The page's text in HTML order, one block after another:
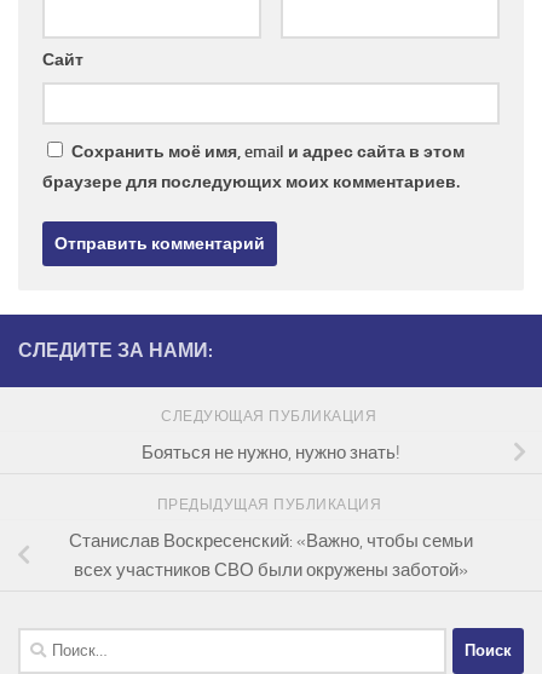
Сайт
Сохранить моё имя, email и адрес сайта в этом
браузере для последующих моих комментариев.
СЛЕДИТЕ ЗА НАМИ:
СЛЕДУЮЩАЯ ПУБЛИКАЦИЯ
Бояться не нужно, нужно знать!
ПРЕДЫДУЩАЯ ПУБЛИКАЦИЯ
Станислав Воскресенский: «Важно, чтобы семьи
всех участников СВО были окружены заботой»
Найти: